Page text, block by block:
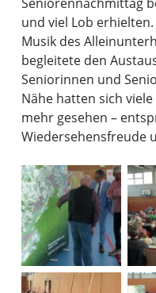
Seniorennachmittag
und viel Lob
Musik des
begleitete den
Seniorinnen und
Nähe hatten sich
mehr gesehen –
Wiedersehensfreude